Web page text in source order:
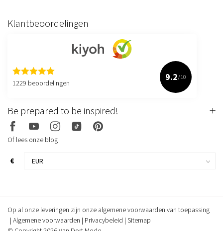
Klantbeoordelingen
1229 beoordelingen
9.2/10
Be prepared to be inspired!
Of lees onze blog
€
Op al onze leveringen zijn onze algemene voorwaarden van toepassing
Algemene voorwaarden
Privacybeleid Sitemap